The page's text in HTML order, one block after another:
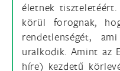
életnek
körül forognak,
rendetlenségét,
uralkodik. Amint az
híre) kezdetű